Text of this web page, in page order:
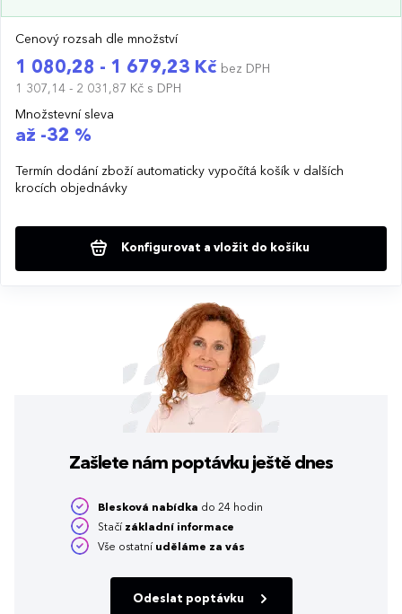
Cenový rozsah dle množství
1 080,28 - 1 679,23 Kč bez DPH
1 307,14 - 2 031,87 Kč s DPH
Množstevní sleva
až -32 %
Termín dodání zboží automaticky vypočítá košík v dalších
krocích objednávky
Konfigurovat a vložit do košíku
Zašlete nám poptávku ještě dnes
Blesková nabídka do 24 hodin
Stačí základní informace
Vše ostatní uděláme za vás
Odeslat poptávku